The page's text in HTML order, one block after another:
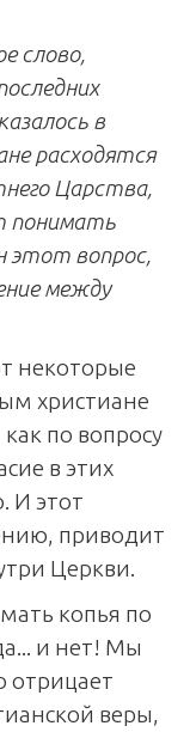
слово,
в
расходятся
Царства,
понимать
этот вопрос,
между
некоторые
христиане
по вопросу
в этих
И этот
приводит
Церкви.
копья по
и нет! Мы
отрицает
веры,